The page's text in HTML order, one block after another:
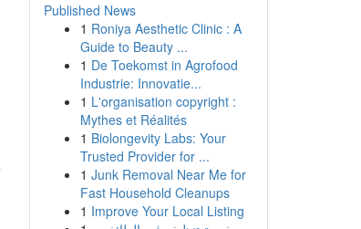
Published News
1 Roniya Aesthetic Clinic : A
Guide to Beauty ...
1 De Toekomst in Agrofood
Industrie: Innovatie...
1 L'organisation copyright :
Mythes et Réalités
1 Biolongevity Labs: Your
Trusted Provider for ...
1 Junk Removal Near Me for
Fast Household Cleanups
1 Improve Your Local Listing